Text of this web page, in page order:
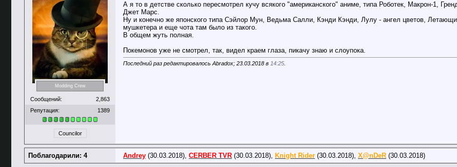
Modding Crew
Сообщений:
2,863
Репутация:
1389
Councilor
А я то в детстве сколько пересмотрел кучу всякого "американского" аниме, типа Роботек, Макрон-1,
Джет Марс.
Ну и конечно же японского типа Сэйлор Мун, Ведьма Салли, Кэнди Кэнди, Лулу - ангел цветов,
мушкетера и еще чота там было из такого.
В общем жуть полная.
Покемонов уже не смотрел, так, видел краем глаза, пикачу знаю и слоупока.
Последний раз редактировалось Abradox; 23.03.2018 в 14:25
Поблагодарили: 4 Andrey (30.03.2018), CERBER TVR (30.03.2018), Knight Rider (30.03.2018), X@nDeR (30.03.2018)